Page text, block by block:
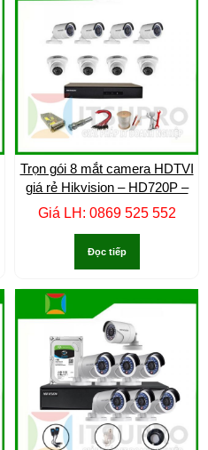
Trọn gói 8 mắt camera HDTVI
giá rẻ Hikvision – HD720P –
Giá LH: 0869 525 552
Đọc tiếp